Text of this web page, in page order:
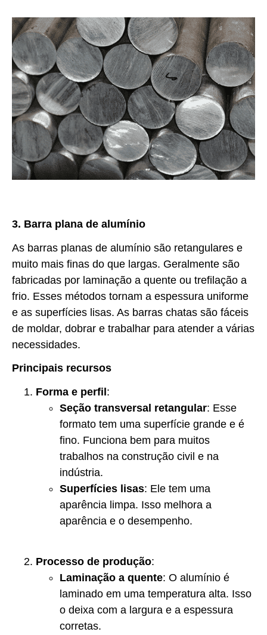
3. Barra plana de alumínio
As barras planas de alumínio são retangulares e
muito mais finas do que largas. Geralmente são
fabricadas por laminação a quente ou trefilação a
frio. Esses métodos tornam a espessura uniforme
e as superfícies lisas. As barras chatas são fáceis
de moldar, dobrar e trabalhar para atender a várias
necessidades.
Principais recursos
Forma e perfil:
Seção transversal retangular: Esse
formato tem uma superfície grande e é
fino. Funciona bem para muitos
trabalhos na construção civil e na
indústria.
Superfícies lisas: Ele tem uma
aparência limpa. Isso melhora a
aparência e o desempenho.
Processo de produção:
Laminação a quente: O alumínio é
laminado em uma temperatura alta. Isso
o deixa com a largura e a espessura
corretas.